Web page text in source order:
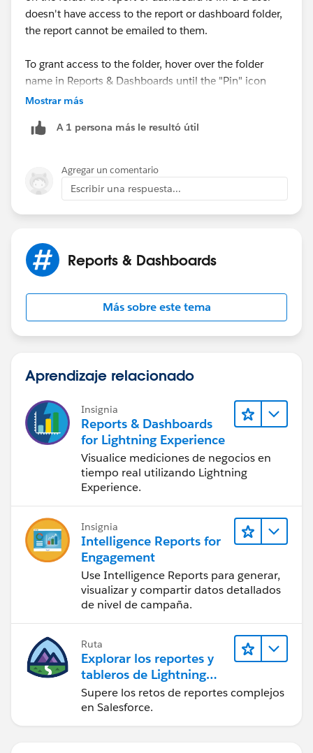
doesn't have access to the report or dashboard folder,
the report cannot be emailed to them.
To grant access to the folder, hover over the folder
name in Reports & Dashboards until the "Pin" icon
appears. Click the icon to expose the menu, then click
them.
Mostrar más
A 1 persona más le resultó útil
Agregar un comentario
Escribir una respuesta...
Reports & Dashboards
Más sobre este tema
Aprendizaje relacionado
Insignia
Reports & Dashboards
for Lightning Experience
Visualice mediciones de negocios en
tiempo real utilizando Lightning
Experience.
Insignia
Intelligence Reports for
Engagement
Use Intelligence Reports para generar,
visualizar y compartir datos detallados
de nivel de campaña.
Ruta
Explorar los reportes y
tableros de Lightning
Experience
Supere los retos de reportes complejos
en Salesforce.